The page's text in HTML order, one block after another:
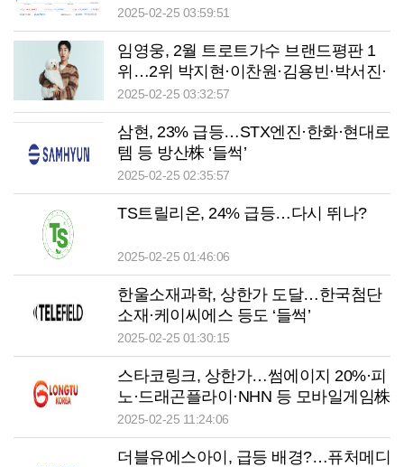
유튜바이오 등 큰 폭 상승 마감
2025-02-25 03:59:51
임영웅, 2월 트로트가수 브랜드평판 1
위…2위 박지현·이찬원·김용빈·박서진·
태진아·나훈아·남진·안성훈·영탁 순
2025-02-25 03:32:57
삼현, 23% 급등…STX엔진·한화·현대로
템 등 방산株 ‘들썩’
2025-02-25 02:35:57
TS트릴리온, 24% 급등…다시 뛰나?
2025-02-25 01:46:06
한울소재과학, 상한가 도달…한국첨단
소재·케이씨에스 등도 ‘들썩’
2025-02-25 01:30:15
스타코링크, 상한가…썸에이지 20%·피
노·드래곤플라이·NHN 등 모바일게임株
‘들썩’
2025-02-25 11:24:06
더블유에스아이, 급등 배경?…퓨처메디